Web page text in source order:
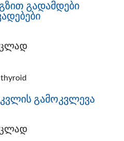
გადამდები
გამოკვლევა